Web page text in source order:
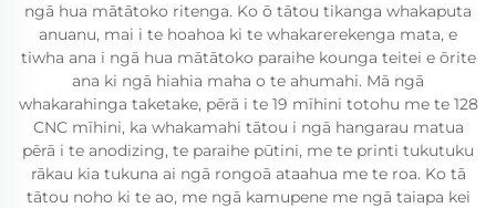
ngā hua mātātoko ritenga. Ko ō tātou tikanga whakaputa
anuanu, mai i te hoahoa ki te whakarerekenga mata, e
tiwha ana i ngā hua mātātoko paraihe kounga teitei e ōrite
ana ki ngā hiahia maha o te ahumahi. Mā ngā
whakarahinga taketake, pērā i te 19 mīhini totohu me te 128
CNC mīhini, ka whakamahi tātou i ngā hangarau matua
pērā i te anodizing, te paraihe pūtini, me te printi tukutuku
rākau kia tukuna ai ngā rongoā ataahua me te roa. Ko tā
tātou noho ki te ao, me ngā kamupene me ngā taiapa kei